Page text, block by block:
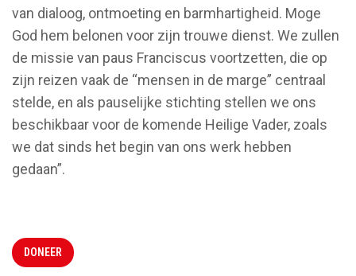
van dialoog, ontmoeting en barmhartigheid. Moge
God hem belonen voor zijn trouwe dienst. We zullen
de missie van paus Franciscus voortzetten, die op
zijn reizen vaak de “mensen in de marge” centraal
stelde, en als pauselijke stichting stellen we ons
beschikbaar voor de komende Heilige Vader, zoals
we dat sinds het begin van ons werk hebben
gedaan”.
DONEER